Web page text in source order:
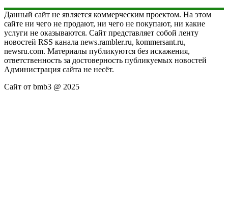
Данный сайт не является коммерческим проектом. На этом
сайте ни чего не продают, ни чего не покупают, ни какие
услуги не оказываются. Сайт представляет собой ленту
новостей RSS канала news.rambler.ru, kommersant.ru,
newsru.com. Материалы публикуются без искажения,
ответственность за достоверность публикуемых новостей
Администрация сайта не несёт.
Сайт от bmb3 @ 2025